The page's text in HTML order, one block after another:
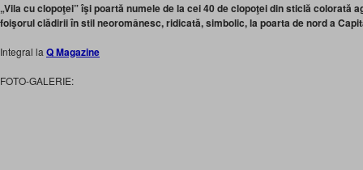
„Vila cu clopoţei” îşi poartă numele de la cei 40 de clopoţei din sticlă colorată
foişorul clădirii în stil neoromânesc, ridicată, simbolic, la poarta de nord a
Integral la Q Magazine
FOTO-GALERIE: